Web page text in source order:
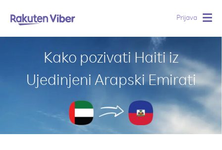
Prijava
Kako pozivati Haiti iz
Ujedinjeni Arapski Emirati